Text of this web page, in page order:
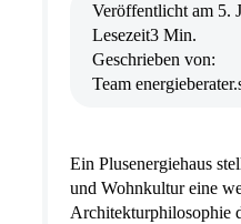
Veröffentlicht am 5.
Lesezeit3 Min.
Geschrieben von:
Team
Ein Plusenergiehaus
und Wohnkultur eine
Architekturphilosophie